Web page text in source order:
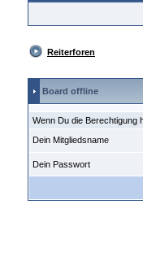
Reiterforen
Board offline
Wenn Du die Berechtigung
Dein Mitgliedsname
Dein Passwort